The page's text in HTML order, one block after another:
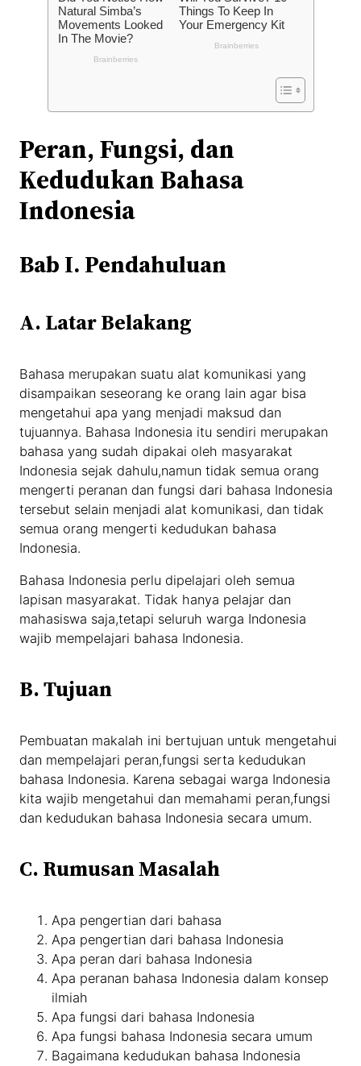
Peran, Fungsi, dan
Kedudukan Bahasa
Indonesia
Bab I. Pendahuluan
A. Latar Belakang
Bahasa merupakan suatu alat komunikasi yang
disampaikan seseorang ke orang lain agar bisa
mengetahui apa yang menjadi maksud dan
tujuannya. Bahasa Indonesia itu sendiri merupakan
bahasa yang sudah dipakai oleh masyarakat
Indonesia sejak dahulu,namun tidak semua orang
mengerti peranan dan fungsi dari bahasa Indonesia
tersebut selain menjadi alat komunikasi, dan tidak
semua orang mengerti kedudukan bahasa
Indonesia.
Bahasa Indonesia perlu dipelajari oleh semua
lapisan masyarakat. Tidak hanya pelajar dan
mahasiswa saja,tetapi seluruh warga Indonesia
wajib mempelajari bahasa Indonesia.
B. Tujuan
Pembuatan makalah ini bertujuan untuk mengetahui
dan mempelajari peran,fungsi serta kedudukan
bahasa Indonesia. Karena sebagai warga Indonesia
kita wajib mengetahui dan memahami peran,fungsi
dan kedudukan bahasa Indonesia secara umum.
C. Rumusan Masalah
Apa pengertian dari bahasa
Apa pengertian dari bahasa Indonesia
Apa peran dari bahasa Indonesia
Apa peranan bahasa Indonesia dalam konsep
ilmiah
Apa fungsi dari bahasa Indonesia
Apa fungsi bahasa Indonesia secara umum
Bagaimana kedudukan bahasa Indonesia